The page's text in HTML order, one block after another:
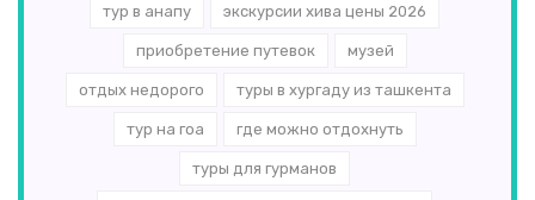
тур в анапу экскурсии хива цены 2026
приобретение путевок музей
отдых недорого туры в хургаду из ташкента
тур на гоа где можно отдохнуть
туры для гурманов